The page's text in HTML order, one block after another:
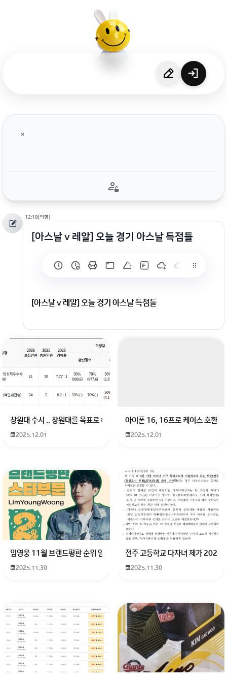
12:18[익명]
[아스날 v 레알] 오늘 경기 아스날 득점들
[아스날 v 레알] 오늘 경기 아스날 득점들
회원가입 혹은 광고 [X]를 누르면 내용이 보입니다
창원대 수시 .. 창원대를 목표로 하고 있는 09년생입니다 지금 제 내신이 5
2025.12.01
아이폰 16, 16프로 케이스 호환
2025.12.01
임영웅 11월 브랜드평판 순위 알고싶어요 임영웅 11월 브랜드평판에서
2025.11.30
전주 고등학교 다자녀 제가 2027
2025.11.30